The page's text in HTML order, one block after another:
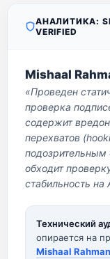
АНАЛИТИКА:
VERIFIED
Mishaal
«Проведен
проверка
содержит
перехватов
обходит
стабильность на
Технический
опирается на
Mishaal